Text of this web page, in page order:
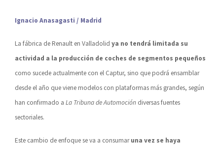
Ignacio Anasagasti / Madrid
La fábrica de Renault en Valladolid ya no tendrá limitada su
actividad a la producción de coches de segmentos pequeños
como sucede actualmente con el Captur, sino que podrá ensamblar
desde el año que viene modelos con plataformas más grandes, según
han confirmado a La Tribuna de Automoción diversas fuentes
sectoriales.
Este cambio de enfoque se va a consumaruna vez se haya